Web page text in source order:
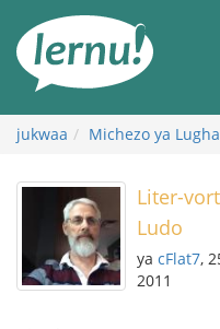
maudhui
jukwaa Michezo ya Lugha
Liter-
Ludo
ya cFlat7,
2011